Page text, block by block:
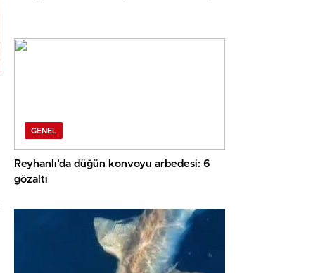
GENEL
Reyhanlı’da düğün konvoyu arbedesi: 6
gözaltı